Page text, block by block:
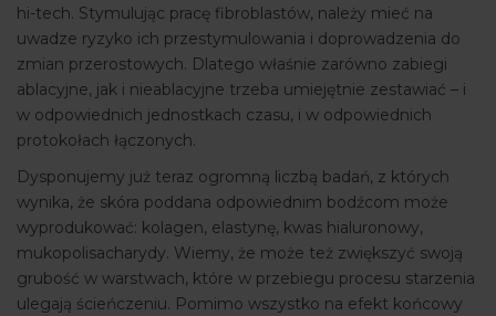
hi-tech. Stymulując pracę fibroblastów, należy mieć na
uwadze ryzyko ich przestymulowania i doprowadzenia do
zmian przerostowych. Dlatego właśnie zarówno zabiegi
ablacyjne, jak i nieablacyjne trzeba umiejętnie zestawiać – i
w odpowiednich jednostkach czasu, i w odpowiednich
protokołach łączonych.
Dysponujemy już teraz ogromną liczbą badań, z których
wynika, że skóra poddana odpowiednim bodźcom może
wyprodukować: kolagen, elastynę, kwas hialuronowy,
mukopolisacharydy. Wiemy, że może też zwiększyć swoją
grubość w warstwach, które w przebiegu procesu starzenia
ulegają ścieńczeniu. Pomimo wszystko na efekt końcowy